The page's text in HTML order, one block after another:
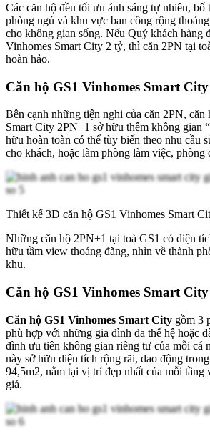
Các căn hộ đều tối ưu ánh sáng tự nhiên, bố
phòng ngủ và khu vực ban công rộng
cho không gian sống. Nếu Quý khách hàng
Vinhomes Smart City 2 tỷ, thì căn 2PN tại
hoàn hảo.
Căn hộ GS1 Vinhomes Smart
Bên cạnh những tiện nghi của căn 2PN, căn
Smart City 2PN+1 sở hữu thêm không gian
hữu hoàn toàn có thể tùy biến theo nhu cầu
cho khách, hoặc làm phòng làm việc, phòng
Thiết kế 3D căn hộ GS1 Vinhomes Smart
Những căn hộ 2PN+1 tại toà GS1 có diện
hữu tầm view thoáng đãng, nhìn về thành
khu.
Căn hộ GS1 Vinhomes Smart
Căn hộ GS1 Vinhomes Smart City gồm 3
phù hợp với những gia đình đa thế hệ hoặc
đình ưu tiên không gian riêng tư của mỗi cá
này sở hữu diện tích rộng rãi, dao động
94,5m2, nằm tại vị trí đẹp nhất của mỗi
giá.